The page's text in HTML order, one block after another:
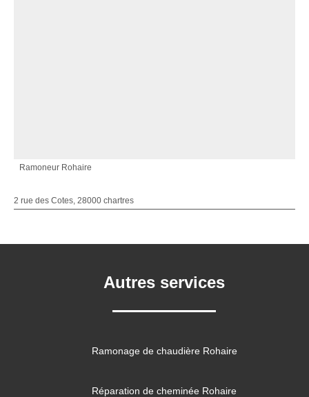
Ramoneur Rohaire
2 rue des Cotes, 28000 chartres
Autres services
Ramonage de chaudière Rohaire
Réparation de cheminée Rohaire